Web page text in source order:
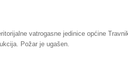
vatrogasne jedinice općine
Požar je ugašen.